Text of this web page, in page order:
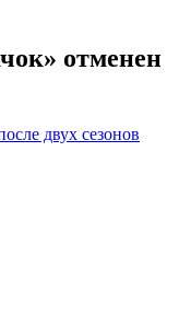
отменен
двух сезонов